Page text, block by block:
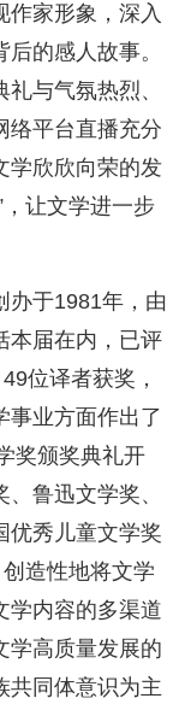
作家形象，深入
的感人故事。
与气氛热烈、
络平台直播充分
学欣欣向荣的发
让文学进一步
办于1981年，由
本届在内，已评
位译者获奖，
事业方面作出了
奖颁奖典礼开
鲁迅文学奖、
优秀儿童文学奖
造性地将文学
学内容的多渠道
学高质量发展的
共同体意识为主